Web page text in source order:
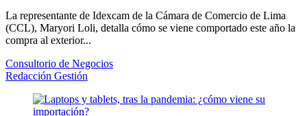
La representante de Idexcam de la Cámara de Comercio de Lima
(CCL), Maryori Loli, detalla cómo se viene comportado este año la
compra al exterior...
Consultorio de Negocios
Redacción Gestión